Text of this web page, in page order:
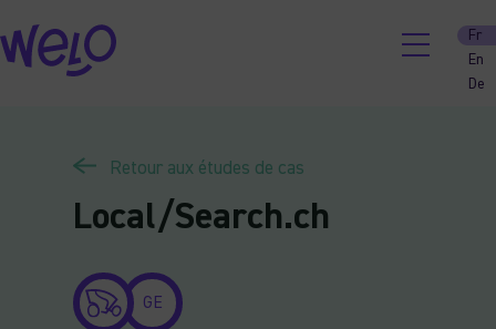
Skip
to
content
Fr
En
De
Retour aux études de cas
Local/Search.ch
GE